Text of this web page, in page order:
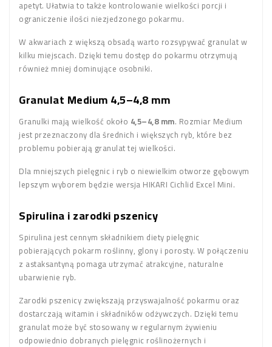
apetyt. Ułatwia to także kontrolowanie wielkości porcji i
ograniczenie ilości niezjedzonego pokarmu.
W akwariach z większą obsadą warto rozsypywać granulat w
kilku miejscach. Dzięki temu dostęp do pokarmu otrzymują
również mniej dominujące osobniki.
Granulat Medium 4,5–4,8 mm
Granulki mają wielkość około 4,5–4,8 mm. Rozmiar Medium
jest przeznaczony dla średnich i większych ryb, które bez
problemu pobierają granulat tej wielkości.
Dla mniejszych pielęgnic i ryb o niewielkim otworze gębowym
lepszym wyborem będzie wersja HIKARI Cichlid Excel Mini.
Spirulina i zarodki pszenicy
Spirulina jest cennym składnikiem diety pielęgnic
pobierających pokarm roślinny, glony i porosty. W połączeniu
z astaksantyną pomaga utrzymać atrakcyjne, naturalne
ubarwienie ryb.
Zarodki pszenicy zwiększają przyswajalność pokarmu oraz
dostarczają witamin i składników odżywczych. Dzięki temu
granulat może być stosowany w regularnym żywieniu
odpowiednio dobranych pielęgnic roślinożernych i